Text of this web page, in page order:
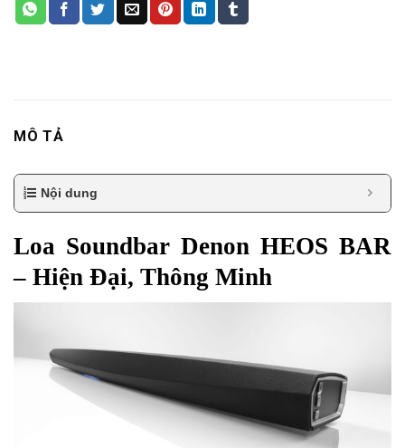
MÔ TẢ
Nội dung
Loa Soundbar Denon HEOS BAR
– Hiện Đại, Thông Minh